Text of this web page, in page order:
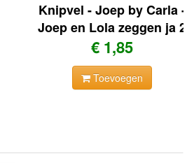
Knipvel - Joep by Carla -
Joep en Lola zeggen ja 2
€ 1,85
Toevoegen